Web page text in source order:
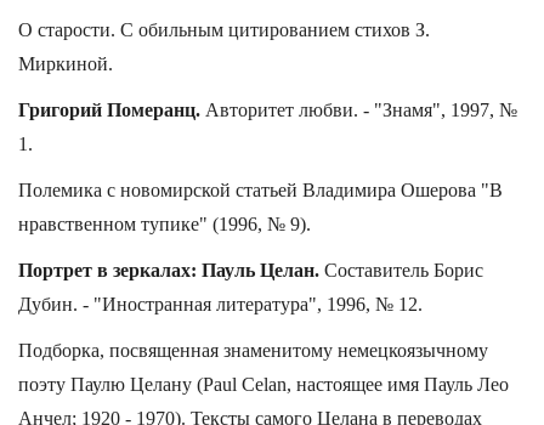
О старости. С обильным цитированием стихов З.
Миркиной.
Григорий Померанц. Авторитет любви. - "Знамя", 1997, №
1.
Полемика с новомирской статьей Владимира Ошерова "В
нравственном тупике" (1996, № 9).
Портрет в зеркалах: Пауль Целан. Составитель Борис
Дубин. - "Иностранная литература", 1996, № 12.
Подборка, посвященная знаменитому немецкоязычному
поэту Паулю Целану (Paul Celan, настоящее имя Пауль Лео
Анчел; 1920 - 1970). Тексты самого Целана в переводах